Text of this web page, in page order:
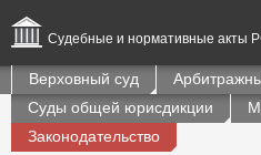
Судебные и нормативные акты
Верховный суд
Суды общей юрисдикции
Законодательство